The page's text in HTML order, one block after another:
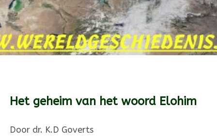
Het geheim van het woord Elohim
Door dr. K.D Goverts